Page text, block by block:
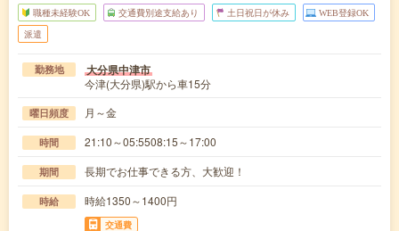
職種未経験OK 交通費別途支給あり 土日祝日が休み WEB登録OK
派遣
勤務地 大分県中津市
今津(大分県)駅から車15分
曜日頻度 月～金
時間 21:10～05:5508:15～17:00
期間 長期でお仕事できる方、大歓迎！
時給 時給1350～1400円
交通費